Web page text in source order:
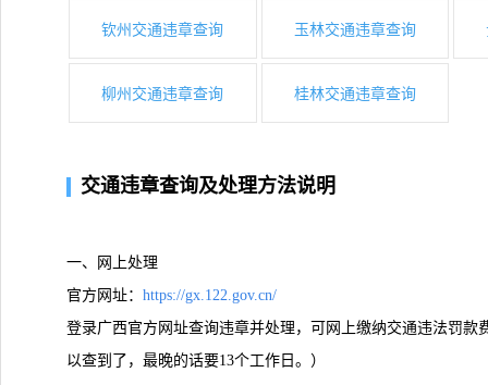
钦州交通违章查询 玉林交通违章查询
柳州交通违章查询 桂林交通违章查询
交通违章查询及处理方法说明
一、网上处理
官方网址： https://gx.122.gov.cn/
登录广西官方网址查询违章并处理，可网上缴纳交通违法罚
以查到了，最晚的话要13个工作日。）